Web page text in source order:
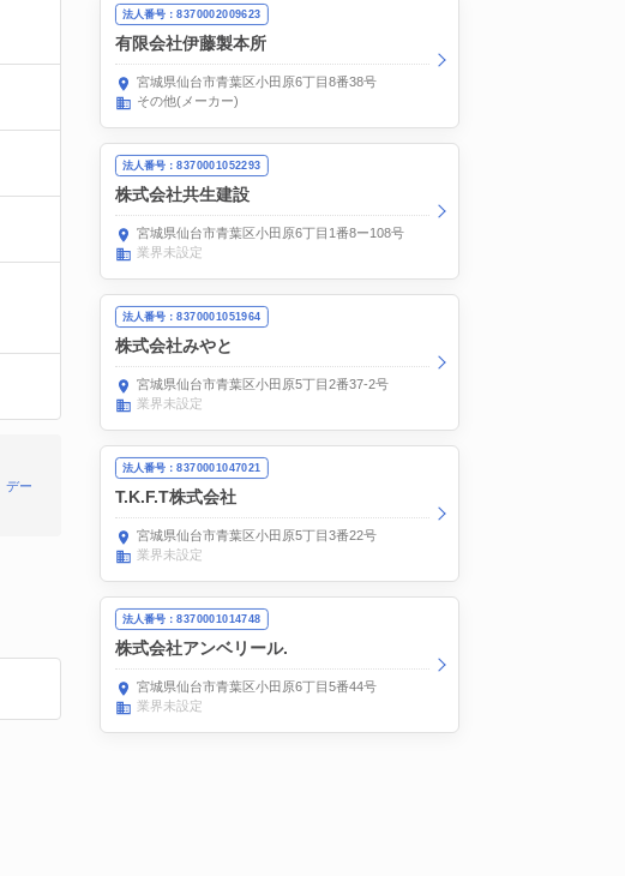
デー
法人番号：8370002009623
有限会社伊藤製本所
宮城県仙台市青葉区小田原6丁目8番38号
その他(メーカー)
法人番号：8370001052293
株式会社共生建設
宮城県仙台市青葉区小田原6丁目1番8ー108号
業界未設定
法人番号：8370001051964
株式会社みやと
宮城県仙台市青葉区小田原5丁目2番37-2号
業界未設定
法人番号：8370001047021
T.K.F.T株式会社
宮城県仙台市青葉区小田原5丁目3番22号
業界未設定
法人番号：8370001014748
株式会社アンベリール.
宮城県仙台市青葉区小田原6丁目5番44号
業界未設定